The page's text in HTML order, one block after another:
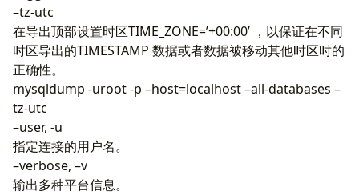
–tz-utc
在导出顶部设置时区TIME_ZONE=’+00:00’ ，以保证在不同
时区导出的TIMESTAMP 数据或者数据被移动其他时区时的
正确性。
mysqldump -uroot -p –host=localhost –all-databases –
tz-utc
–user, -u
指定连接的用户名。
–verbose, –v
输出多种平台信息。